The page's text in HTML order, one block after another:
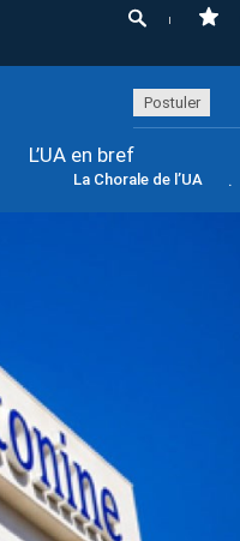
Postuler
L’UA en bref
La Chorale de l’UA